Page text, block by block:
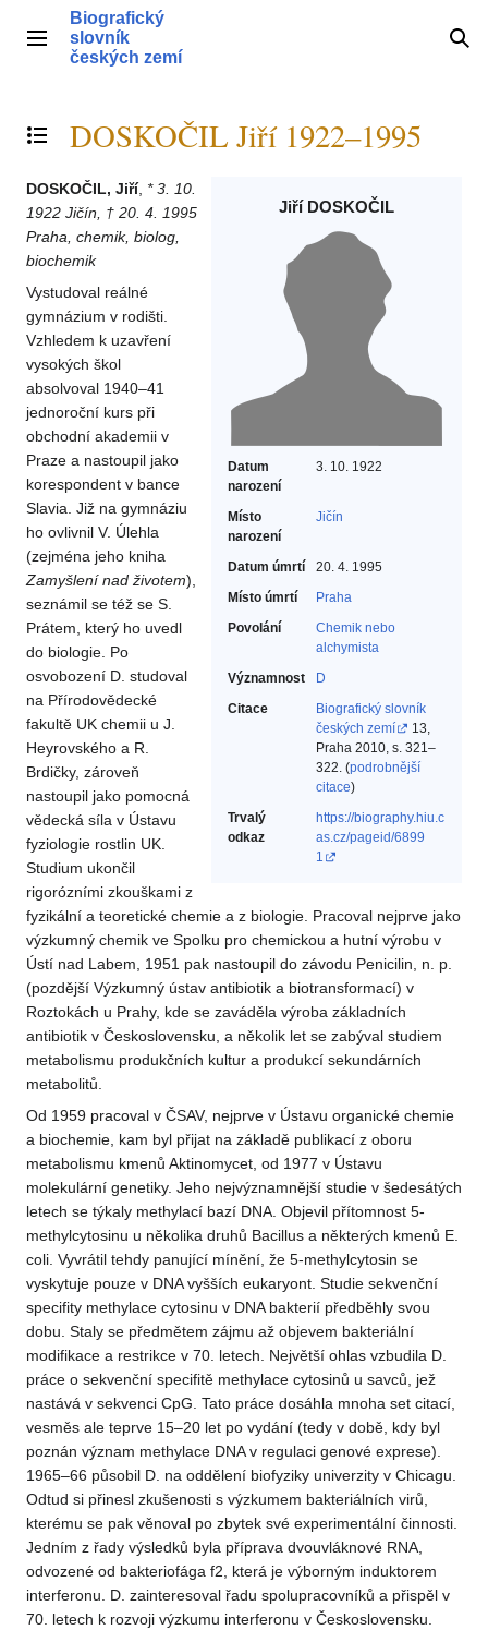
obsahHlavní menu
Biografický
slovník
českých zemí
Přepnout obsah
DOSKOČIL Jiří 1922–1995
Jiří DOSKOČIL
Datum
narození
3. 10. 1922
Místo
narození
Jičín
Datum úmrtí
20. 4. 1995
Místo úmrtí
Praha
Povolání
Chemik nebo
alchymista‎
Významnost
D
Citace
Biografický slovník
českých zemí
13,
Praha 2010, s. 321–
322. (podrobnější
citace)
Trvalý
odkaz
https://biography.hiu.c
as.cz/pageid/6899
1
DOSKOČIL, Jiří, * 3. 10.
1922 Jičín, † 20. 4. 1995
Praha, chemik, biolog,
biochemik
Vystudoval reálné
gymnázium v rodišti.
Vzhledem k uzavření
vysokých škol
absolvoval 1940–41
jednoroční kurs při
obchodní akademii v
Praze a nastoupil jako
korespondent v bance
Slavia. Již na gymnáziu
ho ovlivnil V. Úlehla
(zejména jeho kniha
Zamyšlení nad životem),
seznámil se též se S.
Prátem, který ho uvedl
do biologie. Po
osvobození D. studoval
na Přírodovědecké
fakultě UK chemii u J.
Heyrovského a R.
Brdičky, zároveň
nastoupil jako pomocná
vědecká síla v Ústavu
fyziologie rostlin UK.
Studium ukončil
rigorózními zkouškami z
fyzikální a teoretické chemie a z biologie. Pracoval nejprve jako
výzkumný chemik ve Spolku pro chemickou a hutní výrobu v
Ústí nad Labem, 1951 pak nastoupil do závodu Penicilin, n. p.
(pozdější Výzkumný ústav antibiotik a biotransformací) v
Roztokách u Prahy, kde se zaváděla výroba základních
antibiotik v Československu, a několik let se zabýval studiem
metabolismu produkčních kultur a produkcí sekundárních
metabolitů.
Od 1959 pracoval v ČSAV, nejprve v Ústavu organické chemie
a biochemie, kam byl přijat na základě publikací z oboru
metabolismu kmenů Aktinomycet, od 1977 v Ústavu
molekulární genetiky. Jeho nejvýznamnější studie v šedesátých
letech se týkaly methylací bazí DNA. Objevil přítomnost 5-
methylcytosinu u několika druhů Bacillus a některých kmenů E.
coli. Vyvrátil tehdy panující mínění, že 5-methylcytosin se
vyskytuje pouze v DNA vyšších eukaryont. Studie sekvenční
specifity methylace cytosinu v DNA bakterií předběhly svou
dobu. Staly se předmětem zájmu až objevem bakteriální
modifikace a restrikce v 70. letech. Největší ohlas vzbudila D.
práce o sekvenční specifitě methylace cytosinů u savců, jež
nastává v sekvenci CpG. Tato práce dosáhla mnoha set citací,
vesměs ale teprve 15–20 let po vydání (tedy v době, kdy byl
poznán význam methylace DNA v regulaci genové exprese).
1965–66 působil D. na oddělení biofyziky univerzity v Chicagu.
Odtud si přinesl zkušenosti s výzkumem bakteriálních virů,
kterému se pak věnoval po zbytek své experimentální činnosti.
Jedním z řady výsledků byla příprava dvouvláknové RNA,
odvozené od bakteriofága f2, která je výborným induktorem
interferonu. D. zainteresoval řadu spolupracovníků a přispěl v
70. letech k rozvoji výzkumu interferonu v Československu.